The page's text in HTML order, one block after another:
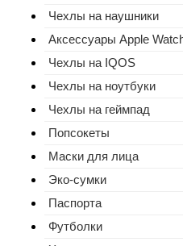
Чехлы на наушники
Аксессуары Apple
Чехлы на IQOS
Чехлы на ноутбуки
Чехлы на геймпад
Попсокеты
Маски для лица
Эко-сумки
Паспорта
Футболки